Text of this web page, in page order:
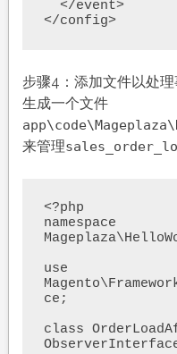
</config>
步骤4：添加文件以处
生成一个文件
来管理
<?php
namespace
use
ce;
class